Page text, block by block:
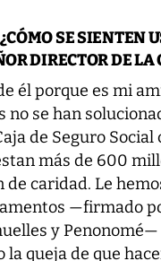
SE SIENTEN
DIRECTOR DE LA
él porque es mi
se han
de Seguro
más de 600
caridad. Le
—firmado
y Penonomé—
queja de que